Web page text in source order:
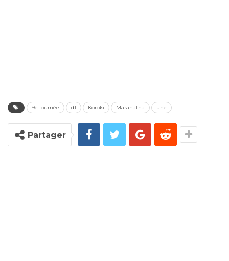
9e journée d1 Koroki Maranatha une
Partager